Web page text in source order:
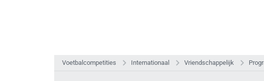
Voetbalcompetities Internationaal Vriendschappelijk